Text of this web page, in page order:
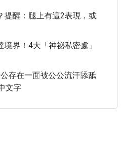
提醒：腿上有這2表現，或
界！4大「神祕私密處」
存在一面被公公流汗舔舐
文字